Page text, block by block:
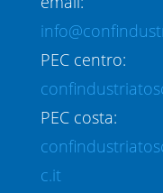
PEC centro:
PEC costa:
c.it